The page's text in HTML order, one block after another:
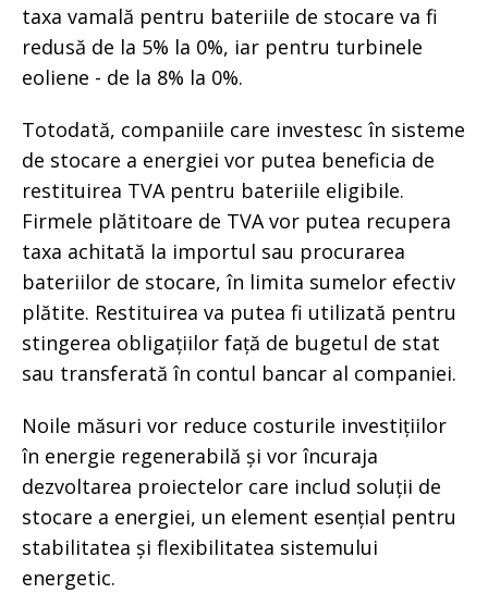
taxa vamală pentru bateriile de stocare va fi
redusă de la 5% la 0%, iar pentru turbinele
eoliene - de la 8% la 0%.
Totodată, companiile care investesc în sisteme
de stocare a energiei vor putea beneficia de
restituirea TVA pentru bateriile eligibile.
Firmele plătitoare de TVA vor putea recupera
taxa achitată la importul sau procurarea
bateriilor de stocare, în limita sumelor efectiv
plătite. Restituirea va putea fi utilizată pentru
stingerea obligațiilor față de bugetul de stat
sau transferată în contul bancar al companiei.
Noile măsuri vor reduce costurile investițiilor
în energie regenerabilă și vor încuraja
dezvoltarea proiectelor care includ soluții de
stocare a energiei, un element esențial pentru
stabilitatea și flexibilitatea sistemului
energetic.